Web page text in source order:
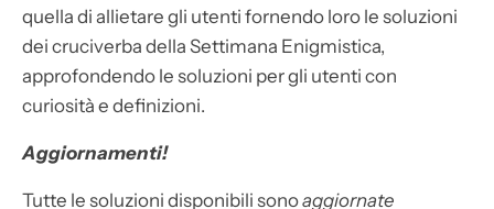
quella di allietare gli utenti fornendo loro le soluzioni
dei cruciverba della Settimana Enigmistica,
approfondendo le soluzioni per gli utenti con
curiosità e definizioni.
Aggiornamenti!
Tutte le soluzioni disponibili sonoaggiornate